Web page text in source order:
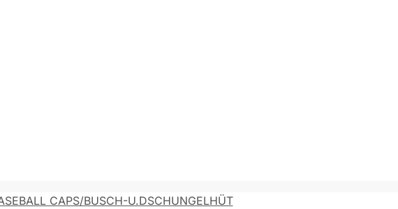
CAPS/BUSCH-U.DSCHUNGELHÜT